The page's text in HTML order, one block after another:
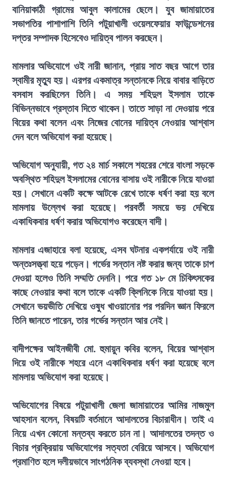
বানিয়াকাঠী গ্রামের আবুল কালামের ছেলে। যুব জামায়াতের
সভাপতির পাশাপাশি তিনি পটুয়াখালী ওয়েলফেয়ার ফাউন্ডেশনের
দপ্তর সম্পাদক হিসেবেও দায়িত্ব পালন করছেন।
মামলার অভিযোগে ওই নারী জানান, প্রায় সাত বছর আগে তার
স্বামীর মৃত্যু হয়। এরপর একমাত্র সন্তানকে নিয়ে বাবার বাড়িতে
বসবাস করছিলেন তিনি। এ সময় শহিদুল ইসলাম তাকে
বিভিন্নভাবে প্রস্তাব দিতে থাকেন। তাতে সাড়া না দেওয়ায় পরে
বিয়ের কথা বলেন এবং নিজের বোনের দায়িত্ব নেওয়ার আশ্বাস
দেন বলে অভিযোগ করা হয়েছে।
অভিযোগ অনুযায়ী, গত ২৪ মার্চ সকালে শহরের শেরে বাংলা সড়কে
অবস্থিত শহিদুল ইসলামের বোনের বাসায় ওই নারীকে নিয়ে যাওয়া
হয়। সেখানে একটি কক্ষে আটকে রেখে তাকে ধর্ষণ করা হয় বলে
মামলায় উল্লেখ করা হয়েছে। পরবর্তী সময়ে ভয় দেখিয়ে
একাধিকবার ধর্ষণ করার অভিযোগও করেছেন বাদী।
মামলার এজাহারে বলা হয়েছে, এসব ঘটনার একপর্যায়ে ওই নারী
অন্তঃসত্ত্বা হয়ে পড়েন। গর্ভের সন্তান নষ্ট করার জন্য তাকে চাপ
দেওয়া হলেও তিনি সম্মতি দেননি। পরে গত ১৮ মে চিকিৎসকের
কাছে নেওয়ার কথা বলে তাকে একটি ক্লিনিকে নিয়ে যাওয়া হয়।
সেখানে ভয়ভীতি দেখিয়ে ওষুধ খাওয়ানোর পর পরদিন জ্ঞান ফিরলে
তিনি জানতে পারেন, তার গর্ভের সন্তান আর নেই।
বাদীপক্ষের আইনজীবী মো. হুমায়ুন কবির বলেন, বিয়ের আশ্বাস
দিয়ে ওই নারীকে শহরে এনে একাধিকবার ধর্ষণ করা হয়েছে বলে
মামলায় অভিযোগ করা হয়েছে।
অভিযোগের বিষয়ে পটুয়াখালী জেলা জামায়াতের আমির নাজমুল
আহসান বলেন, বিষয়টি বর্তমানে আদালতের বিচারাধীন। তাই এ
নিয়ে এখন কোনো মন্তব্য করতে চান না। আদালতের তদন্ত ও
বিচার প্রক্রিয়ায় অভিযোগের সত্যতা বেরিয়ে আসবে। অভিযোগ
প্রমাণিত হলে দলীয়ভাবে সাংগঠনিক ব্যবস্থা নেওয়া হবে।